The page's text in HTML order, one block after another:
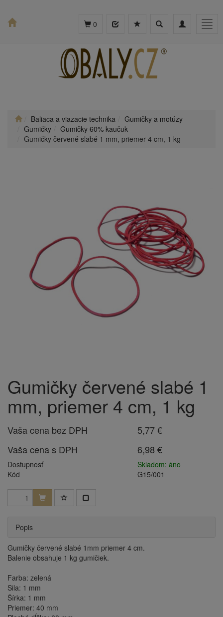
Toggle
Toggle
0
Baliaca a viazacie technika
Gumičky a motúzy
Gumičky
Gumičky 60% kaučuk
Gumičky červené slabé 1 mm, priemer 4 cm, 1 kg
Gumičky červené slabé 1
mm, priemer 4 cm, 1 kg
Vaša cena bez DPH
5,77 €
Vaša cena s DPH
6,98 €
Dostupnosť
Skladom: áno
Kód
G15/001
Popis
Gumičky červené slabé 1mm priemer 4 cm.
Balenie obsahuje 1 kg gumičiek.
Farba: zelená
Sila: 1 mm
Šírka: 1 mm
Priemer: 40 mm